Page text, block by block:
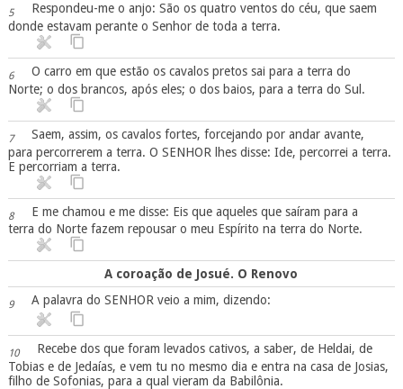
5
Respondeu-me o anjo: São os quatro ventos do céu, que saem
donde estavam perante o Senhor de toda a terra.
6
O carro em que estão os cavalos pretos sai para a terra do
Norte; o dos brancos, após eles; o dos baios, para a terra do Sul.
7
Saem, assim, os cavalos fortes, forcejando por andar avante,
para percorrerem a terra. O SENHOR lhes disse: Ide, percorrei a terra.
E percorriam a terra.
8
E me chamou e me disse: Eis que aqueles que saíram para a
terra do Norte fazem repousar o meu Espírito na terra do Norte.
A coroação de Josué. O Renovo
9 A palavra do SENHOR veio a mim, dizendo:
10
Recebe dos que foram levados cativos, a saber, de Heldai, de
Tobias e de Jedaías, e vem tu no mesmo dia e entra na casa de Josias,
filho de Sofonias, para a qual vieram da Babilônia.